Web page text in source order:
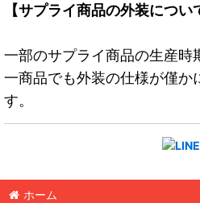
【サプライ商品の外装につい
一部のサプライ商品の生産時
一商品でも外装の仕様が僅か
す。
ホーム